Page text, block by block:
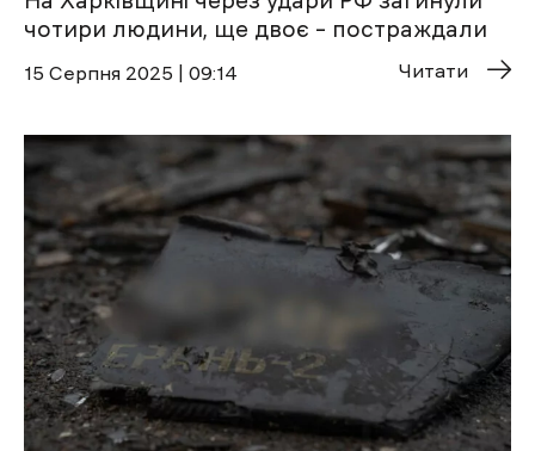
чотири людини, ще двоє – постраждали
15 Cерпня 2025 | 09:14 Читати